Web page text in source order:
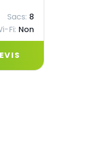
Sacs: 8
Fi: Non